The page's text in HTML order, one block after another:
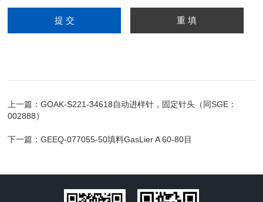
上一篇：GOAK-S221-34618自动进样针，固定针头（同SGE：
002888）
下一篇：GEEQ-077055-50填料GasLier A 60-80目